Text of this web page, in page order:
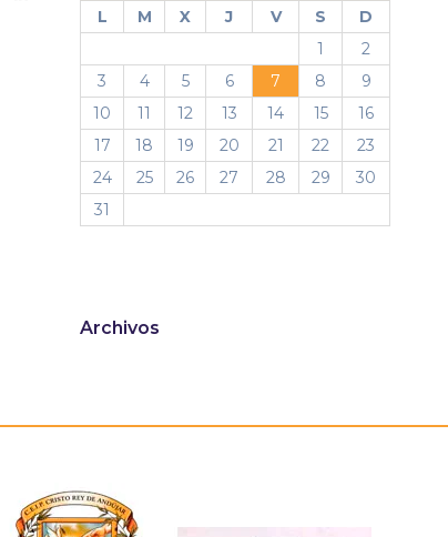
L M X J V S
D
1
2
3
4 5 6 7 8
9
10
11 12 13 14 15
16
17
18 19 20 21 22
23
24
25 26 27 28 29
30
31
Archivos